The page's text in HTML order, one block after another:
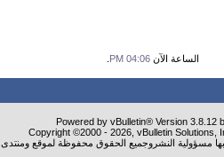
الساعة الآن 04:06 PM
Powered by vBulletin® Version 3.8.12
Copyright ©2000 - 2026, vBulletin Solutions,
مسؤولية النشروجميع الحقوق محفوظة لموقع